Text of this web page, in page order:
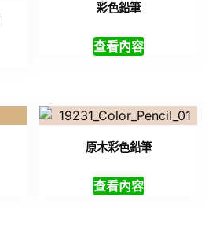
彩色鉛筆
查看內容
原木彩色鉛筆
查看內容